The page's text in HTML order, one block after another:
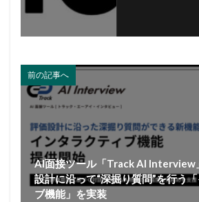
前の記事へ
AI面接ツール「Track AI Interview
設計に沿って“深掘り質問”を行う
ブ機能」を実装